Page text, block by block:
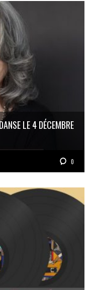
LE 4 DÉCEMBRE
0